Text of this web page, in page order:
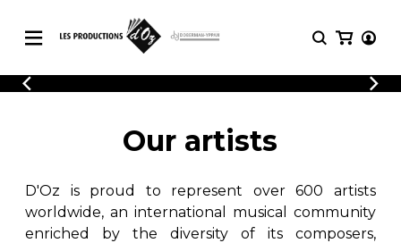
CATALOGUE
Explore our sheet music catalog, rich in
original works and quality arrangements.
SHEET MUSIC FOR GUITAR
LOGIN
REGISTER
Explore our sheet music catalog, rich
in original works and quality
arrangements.
Methods
Solo Guitar
2 Guitars
Our artists
D'Oz is proud to represent over 600 artists
worldwide, an international musical community
enriched by the diversity of its composers,